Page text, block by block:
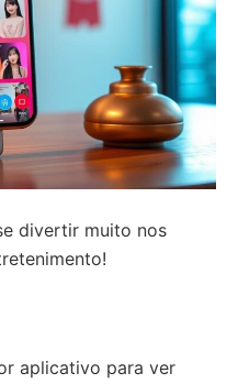
divertir muito nos
aplicativo para ver